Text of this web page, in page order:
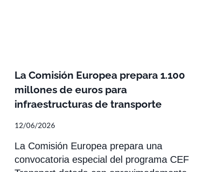
La Comisión Europea prepara 1.100
millones de euros para
infraestructuras de transporte
12/06/2026
La Comisión Europea prepara una
convocatoria especial del programa CEF